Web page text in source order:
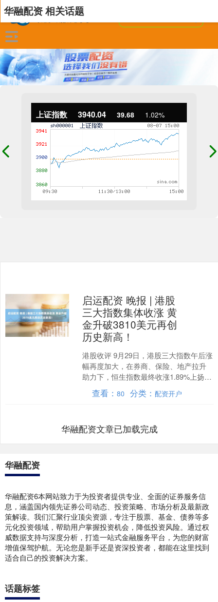
上证指数 3940.04 39.68 1.02%
华融配资 相关话题
启运配资 晚报 | 港股
三大指数集体收涨 黄
金升破3810美元再创
历史新高！
港股收评 9月29日，港股三大指数午后涨
幅再度加大，在券商、保险、地产拉升
助力下，恒生指数最终收涨1.89%上扬近
500点，再度重回26500点上方，国企指
数涨....
查看：80 分类：配资开户
华融配资文章已加载完成
华融配资
华融配资6本网站致力于为投资者提供专业、全面的证券服务信
息，涵盖国内领先证券公司动态、投资策略、市场分析及最新政
策解读。我们汇聚行业顶尖资源，专注于股票、基金、债券等多
元化投资领域，帮助用户掌握投资机会，降低投资风险。通过权
威数据支持与深度分析，打造一站式金融服务平台，为您的财富
增值保驾护航。无论您是新手还是资深投资者，都能在这里找到
适合自己的投资解决方案。
话题标签